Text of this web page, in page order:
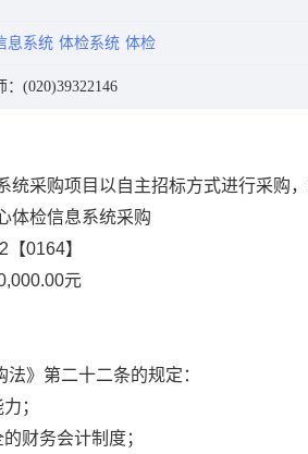
息系统 体检系统 体检
：(020)39322146
统采购项目以自主招标方式进行采购
体检信息系统采购
0164】
元
》第二十二条的规定：
；
财务会计制度；